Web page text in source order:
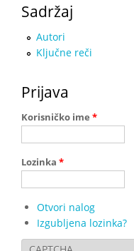
Sadržaj
Autori
Ključne reči
Prijava
Korisničko ime *
Lozinka *
Otvori nalog
Izgubljena lozinka?